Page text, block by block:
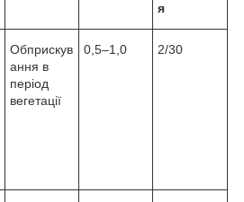
я
Обприскув
ання в
період
вегетації
0,5–1,0 2/30